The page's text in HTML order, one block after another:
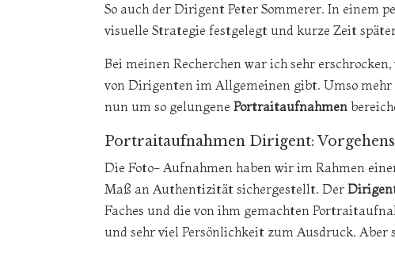
So auch der Dirigent Peter Sommerer. In einem
visuelle Strategie festgelegt und kurze Zeit
Bei meinen Recherchen war ich sehr
von Dirigenten im Allgemeinen gibt. Umso
nun um so gelungene Portraitaufnahmen
Portraitaufnahmen Dirigent:
Die Foto- Aufnahmen haben wir im Rahmen
Maß an Authentizität sichergestellt. Der
Faches und die von ihm gemachten
und sehr viel Persönlichkeit zum Ausdruck. Aber